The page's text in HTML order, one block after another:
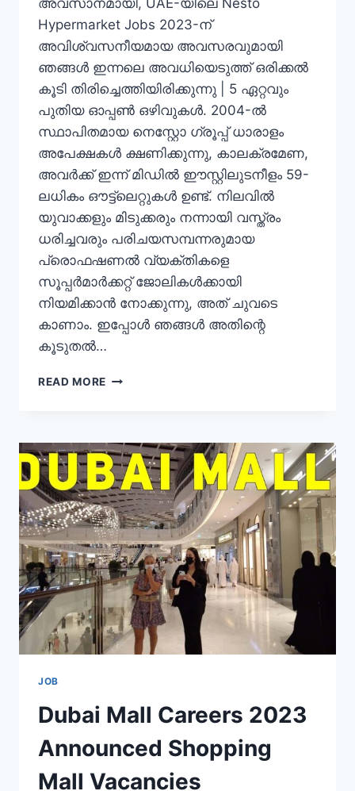
Hypermarket Jobs 2023-ന്
അവിശ്വസനീയമായ അവസരവുമായി
ഞങ്ങൾ ഇന്നലെ അവധിയെടുത്ത് ഒരിക്കൽ
കൂടി തിരിച്ചെത്തിയിരിക്കുന്നു | 5 ഏറ്റവും
പുതിയ ഓപ്പൺ ഒഴിവുകൾ. 2004-ൽ
സ്ഥാപിതമായ നെസ്റ്റോ ഗ്രൂപ്പ് ധാരാളം
അപേക്ഷകൾ ക്ഷണിക്കുന്നു, കാലക്രമേണ,
അവർക്ക് ഇന്ന് മിഡിൽ ഈസ്റ്റിലുടനീളം 59-
ലധികം ഔട്ട്‌ലെറ്റുകൾ ഉണ്ട്. നിലവിൽ
യുവാക്കളും മിടുക്കരും നന്നായി വസ്ത്രം
ധരിച്ചവരും പരിചയസമ്പന്നരുമായ
പ്രൊഫഷണൽ വ്യക്തികളെ
സൂപ്പർമാർക്കറ്റ് ജോലികൾക്കായി
നിയമിക്കാൻ നോക്കുന്നു, അത് ചുവടെ
കാണാം. ഇപ്പോൾ ഞങ്ങൾ അതിന്റെ
കൂടുതൽ…
READ MORE NESTO
IN
UAE
|
5
LATEST
OPEN
VACANCIES
JOB
Dubai Mall Careers 2023
Announced Shopping
Mall Vacancies